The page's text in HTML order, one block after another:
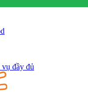
đầy đủ